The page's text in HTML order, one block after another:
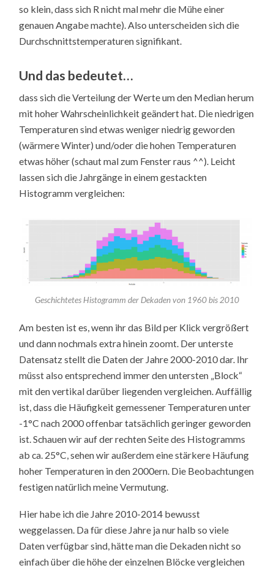
so klein, dass sich R nicht mal mehr die Mühe einer
genauen Angabe machte). Also unterscheiden sich die
Durchschnittstemperaturen signifikant.
Und das bedeutet…
dass sich die Verteilung der Werte um den Median herum
mit hoher Wahrscheinlichkeit geändert hat. Die niedrigen
Temperaturen sind etwas weniger niedrig geworden
(wärmere Winter) und/oder die hohen Temperaturen
etwas höher (schaut mal zum Fenster raus ^^). Leicht
lassen sich die Jahrgänge in einem gestackten
Histogramm vergleichen:
Geschichtetes Histogramm der Dekaden von 1960 bis 2010
Am besten ist es, wenn ihr das Bild per Klick vergrößert
und dann nochmals extra hinein zoomt. Der unterste
Datensatz stellt die Daten der Jahre 2000-2010 dar. Ihr
müsst also entsprechend immer den untersten „Block“
mit den vertikal darüber liegenden vergleichen. Auffällig
ist, dass die Häufigkeit gemessener Temperaturen unter
-1°C nach 2000 offenbar tatsächlich geringer geworden
ist. Schauen wir auf der rechten Seite des Histogramms
ab ca. 25°C, sehen wir außerdem eine stärkere Häufung
hoher Temperaturen in den 2000ern. Die Beobachtungen
festigen natürlich meine Vermutung.
Hier habe ich die Jahre 2010-2014 bewusst
weggelassen. Da für diese Jahre ja nur halb so viele
Daten verfügbar sind, hätte man die Dekaden nicht so
einfach über die höhe der einzelnen Blöcke vergleichen